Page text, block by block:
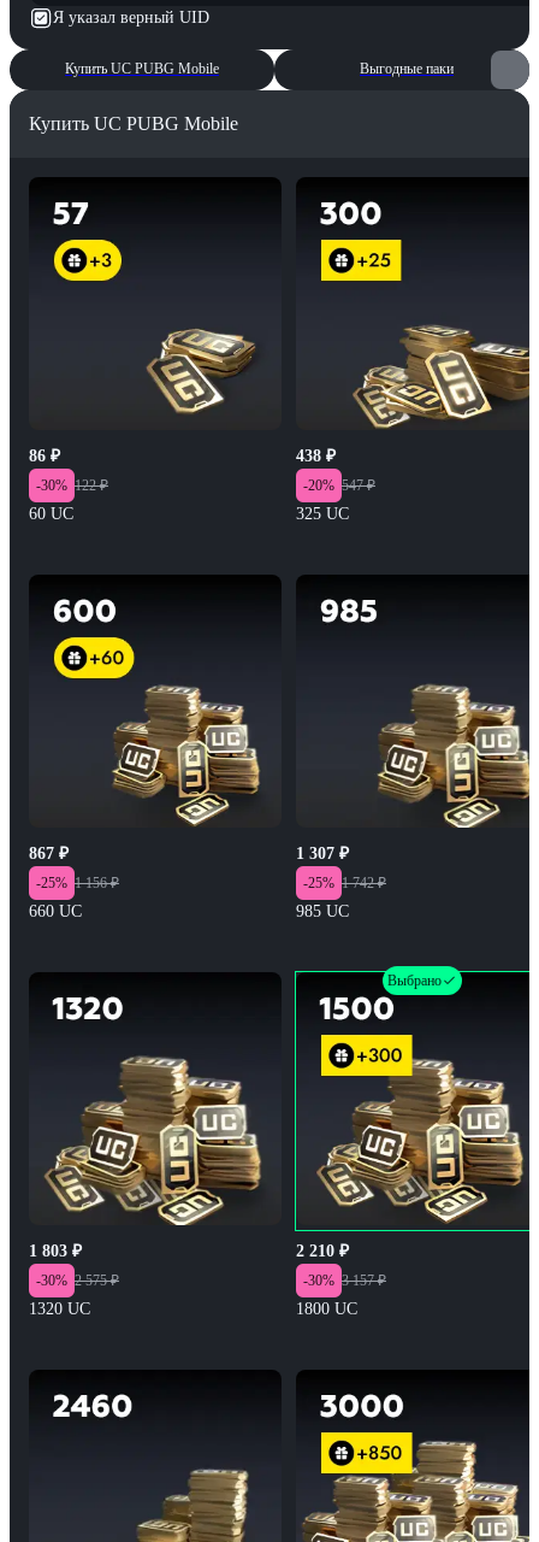
Я указал верный UID
Купить UC PUBG Mobile Выгодные паки
Купить UC PUBG Mobile
86 ₽
-30% 122 ₽
60 UC
438 ₽
-20% 547 ₽
325 UC
867 ₽
-25% 1 156 ₽
660 UC
1 307 ₽
-25% 1 742 ₽
985 UC
1 803 ₽
-30% 2 575 ₽
1320 UC
Выбрано
2 210 ₽
-30% 3 157 ₽
1800 UC